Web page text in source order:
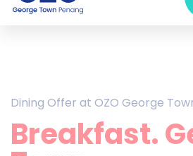
Dining Offer at OZO George
Breakfast.